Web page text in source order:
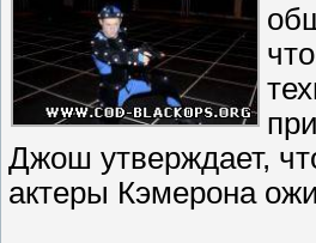
Джош утверждает,
актеры Кэмерона